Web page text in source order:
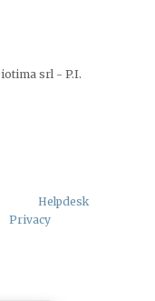
srl - P.I.
Helpdesk
Privacy